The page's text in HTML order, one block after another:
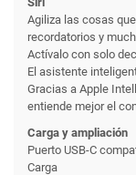
Agiliza las cosas
recordatorios y
Actívalo con solo
El asistente
Gracias a Apple
entiende mejor el
Carga y ampliación
Puerto USB-C
Carga